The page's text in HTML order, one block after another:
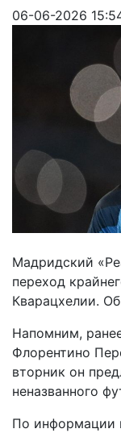
06-06-2026
Мадридский
переход
Кварацхелии.
Напомним,
Флорентино
вторник он
неназванного
По информации